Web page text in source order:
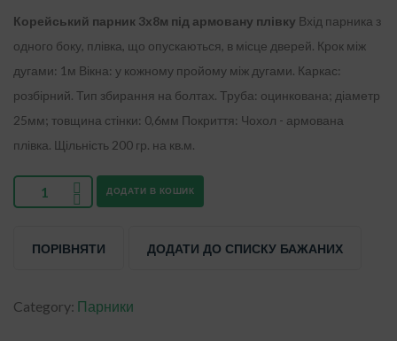
Корейський парник 3х8м під армовану плівку Вхід парника з
одного боку, плівка, що опускаються, в місце дверей. Крок між
дугами: 1м Вікна: у кожному пройому між дугами. Каркас:
розбірний. Тип збирання на болтах. Труба: оцинкована; діаметр
25мм; товщина стінки: 0,6мм Покриття: Чохол - армована
плівка. Щільність 200 гр. на кв.м.
ДОДАТИ В КОШИК
ПОРІВНЯТИ ДОДАТИ ДО СПИСКУ БАЖАНИХ
Category: Парники